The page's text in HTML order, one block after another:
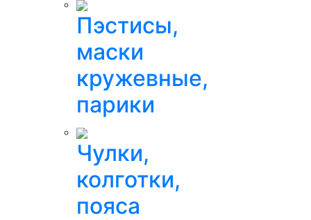
Пэстисы,
маски
кружевные,
парики
Чулки,
колготки,
пояса